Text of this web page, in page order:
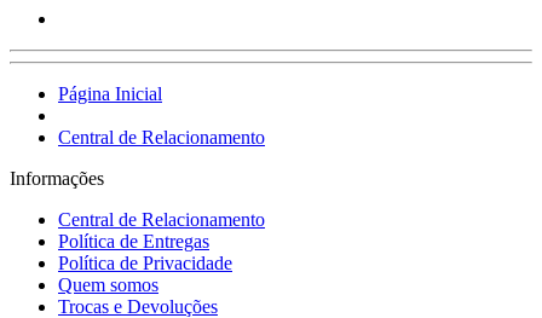
Página Inicial
Central de Relacionamento
Informações
Central de Relacionamento
Política de Entregas
Política de Privacidade
Quem somos
Trocas e Devoluções